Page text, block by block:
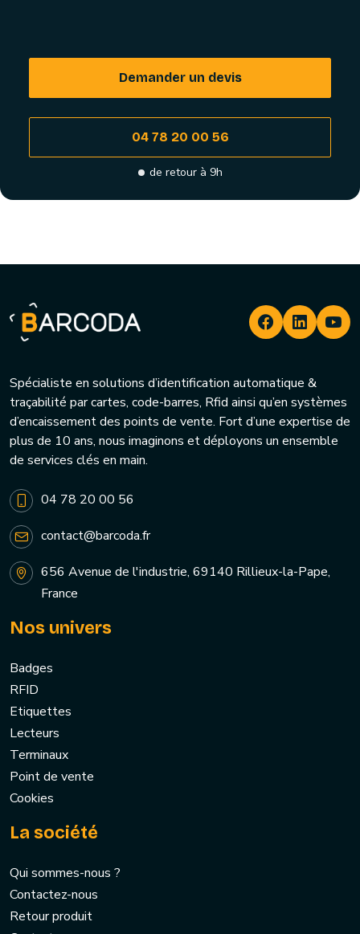
Demander un devis
04 78 20 00 56
de retour à 9h
Spécialiste en solutions d’identification automatique &
traçabilité par cartes, code-barres, Rfid ainsi qu’en systèmes
d’encaissement des points de vente. Fort d’une expertise de
plus de 10 ans, nous imaginons et déployons un ensemble
de services clés en main.
04 78 20 00 56
contact@barcoda.fr
656 Avenue de l'industrie, 69140 Rillieux-la-Pape,
France
Nos univers
Badges
RFID
Etiquettes
Lecteurs
Terminaux
Point de vente
Cookies
La société
Qui sommes-nous ?
Contactez-nous
Retour produit